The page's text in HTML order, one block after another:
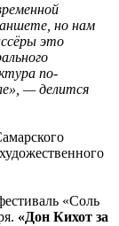
но нам
это
по-
— делится
«Соль
«Дон Кихот за